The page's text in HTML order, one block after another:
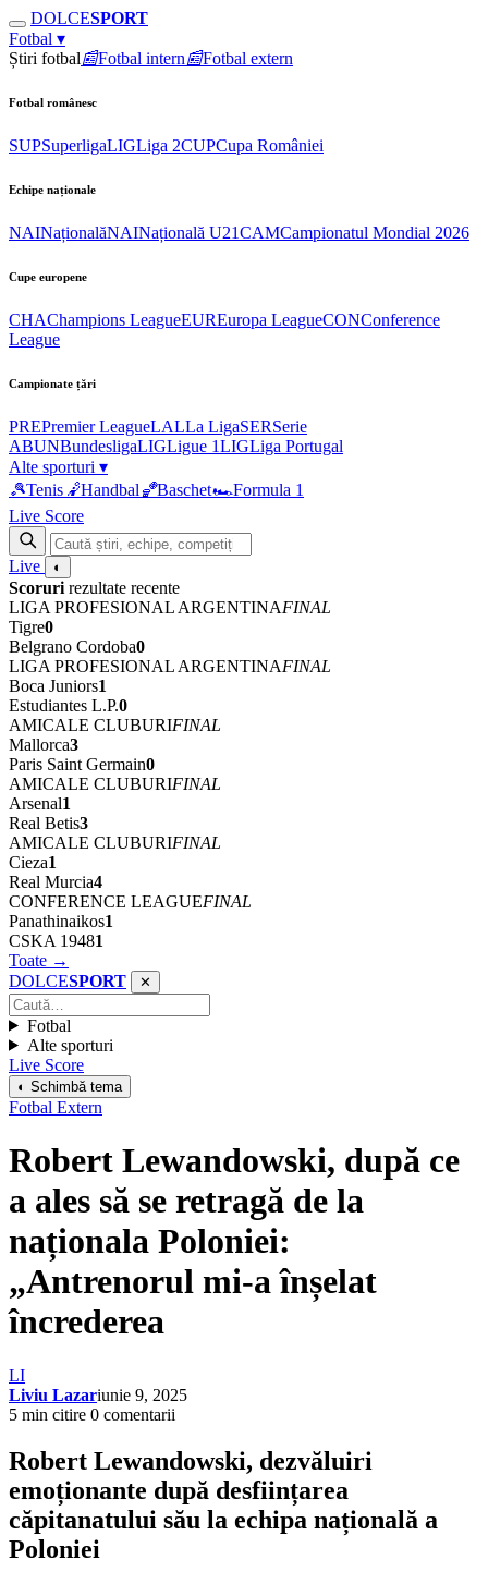
DOLCESPORT
Fotbal ▾
Știri fotbal📰Fotbal intern📰Fotbal extern
Fotbal românesc
SUPSuperligaLIGLiga 2CUPCupa României
Echipe naționale
NAINaționalăNAINațională U21CAMCampionatul Mondial 2026
Cupe europene
CHAChampions LeagueEUREuropa LeagueCONConference
League
Campionate țări
PREPremier LeagueLALLa LigaSERSerie
ABUNBundesligaLIGLigue 1LIGLiga Portugal
Alte sporturi ▾
🎾Tenis 🤾Handbal🏀Baschet🏎Formula 1
Live Score
Live ◐
Scoruri rezultate recente
LIGA PROFESIONAL ARGENTINAFINAL
Tigre0
Belgrano Cordoba0
LIGA PROFESIONAL ARGENTINAFINAL
Boca Juniors1
Estudiantes L.P.0
AMICALE CLUBURIFINAL
Mallorca3
Paris Saint Germain0
AMICALE CLUBURIFINAL
Arsenal1
Real Betis3
AMICALE CLUBURIFINAL
Cieza1
Real Murcia4
CONFERENCE LEAGUEFINAL
Panathinaikos1
CSKA 19481
Toate →
DOLCESPORT ✕
Fotbal
Alte sporturi
Live Score
◐ Schimbă tema
Fotbal Extern
Robert Lewandowski, după ce
a ales să se retragă de la
naționala Poloniei:
„Antrenorul mi-a înșelat
încrederea
LI
Liviu Lazariunie 9, 2025
5 min citire 0 comentarii
Robert Lewandowski, dezvăluiri
emoționante după desființarea
căpitanatului său la echipa națională a
Poloniei